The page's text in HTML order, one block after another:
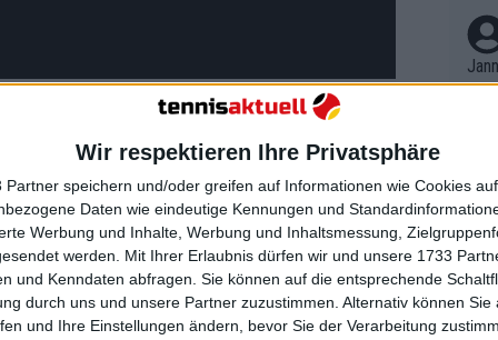
Wir respektieren Ihre Privatsphäre
Partner speichern und/oder greifen auf Informationen wie Cookies
Daten wie eindeutige Kennungen und
Werbung und Inhalte, Werbung und Inhaltsmessung,
werden. Mit Ihrer Erlaubnis dürfen wir und unsere 1733
und Kenndaten abfragen. Sie können auf die entsprechende
durch uns und unsere Partner zuzustimmen. Alternativ können Sie
und Ihre Einstellungen ändern, bevor Sie der Verarbeitung
mit 2:1 in Führung. Allerdings
festigen, so dass Yastremska
Spielerinnen zeigten starke
den Satz weitestgehend
nutzte sie ihre erste
r in
em
t,
B.
on
n
nt.